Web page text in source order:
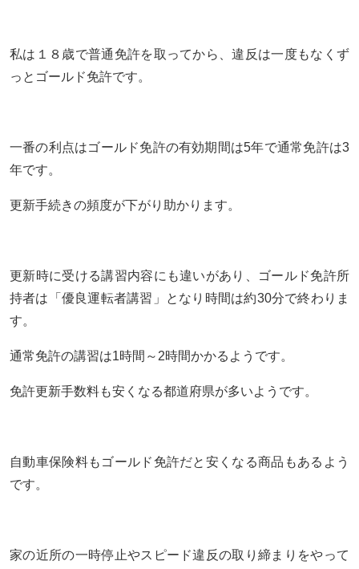
私は１８歳で普通免許を取ってから、違反は一度もなくず
っとゴールド免許です。
一番の利点はゴールド免許の有効期間は5年で通常免許は3
年です。
更新手続きの頻度が下がり助かります。
更新時に受ける講習内容にも違いがあり、ゴールド免許所
持者は「優良運転者講習」となり時間は約30分で終わりま
す。
通常免許の講習は1時間～2時間かかるようです。
免許更新手数料も安くなる都道府県が多いようです。
自動車保険料もゴールド免許だと安くなる商品もあるよう
です。
家の近所の一時停止やスピード違反の取り締まりをやって